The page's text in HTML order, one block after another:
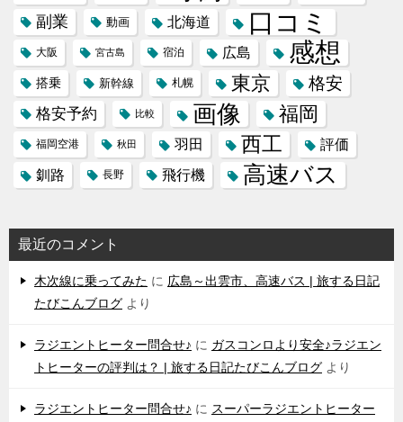
副業 動画 北海道 口コミ
大阪 宮古島 宿泊 広島 感想
搭乗 新幹線 札幌 東京 格安
格安予約 比較 画像 福岡
福岡空港 秋田 羽田 西工
評価
釧路
長野 飛行機 高速バス
最近のコメント
木次線に乗ってみた に 広島～出雲市、高速バス | 旅する日記
たびこんブログ より
ラジエントヒーター問合せ♪ に ガスコンロより安全♪ラジエン
トヒーターの評判は？ | 旅する日記たびこんブログ より
ラジエントヒーター問合せ♪ に スーパーラジエントヒーター